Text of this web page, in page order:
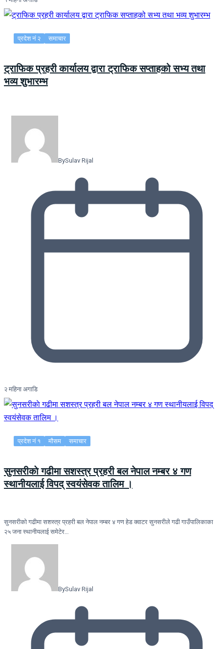
प्रदेश नं २ समाचार
ट्राफिक प्रहरी कार्यालय द्वारा ट्राफिक सप्ताहको सभ्य तथा
भव्य शुभारम्भ
BySulav Rijal
२ महिना अगाडि
प्रदेश नं १ मौसम समाचार
सुनसरीकाे गढीमा सशस्त्र प्रहरी बल नेपाल नम्बर ४ गण
स्थानीयलाई विपद् स्वयंसेवक तालिम ।
सुनसरीकाे गढीमा सशस्त्र प्रहरी बल नेपाल नम्बर ४ गण हेड क्वाटर सुनसरीले गढी गाउँपालिकाका
२५ जना स्थानीयलाई समेटेर…
BySulav Rijal